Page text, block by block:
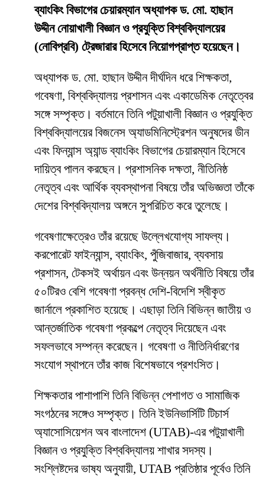
ব্যাংকিং বিভাগের চেয়ারম্যান অধ্যাপক ড. মো. হাছান
উদ্দীন নোয়াখালী বিজ্ঞান ও প্রযুক্তি বিশ্ববিদ্যালয়ের
(নোবিপ্রবি) ট্রেজারার হিসেবে নিয়োগপ্রাপ্ত হয়েছেন।
অধ্যাপক ড. মো. হাছান উদ্দীন দীর্ঘদিন ধরে শিক্ষকতা,
গবেষণা, বিশ্ববিদ্যালয় প্রশাসন এবং একাডেমিক নেতৃত্বের
সঙ্গে সম্পৃক্ত। বর্তমানে তিনি পটুয়াখালী বিজ্ঞান ও প্রযুক্তি
বিশ্ববিদ্যালয়ের বিজনেস অ্যাডমিনিস্ট্রেশন অনুষদের ডীন
এবং ফিন্যান্স অ্যান্ড ব্যাংকিং বিভাগের চেয়ারম্যান হিসেবে
দায়িত্ব পালন করছেন। প্রশাসনিক দক্ষতা, নীতিনিষ্ঠ
নেতৃত্ব এবং আর্থিক ব্যবস্থাপনা বিষয়ে তাঁর অভিজ্ঞতা তাঁকে
দেশের বিশ্ববিদ্যালয় অঙ্গনে সুপরিচিত করে তুলেছে।
গবেষণাক্ষেত্রেও তাঁর রয়েছে উল্লেখযোগ্য সাফল্য।
করপোরেট ফাইন্যান্স, ব্যাংকিং, পুঁজিবাজার, ব্যবসায়
প্রশাসন, টেকসই অর্থায়ন এবং উন্নয়ন অর্থনীতি বিষয়ে তাঁর
৫০টিরও বেশি গবেষণা প্রবন্ধ দেশি-বিদেশি স্বীকৃত
জার্নালে প্রকাশিত হয়েছে। এছাড়া তিনি বিভিন্ন জাতীয় ও
আন্তর্জাতিক গবেষণা প্রকল্পে নেতৃত্ব দিয়েছেন এবং
সফলভাবে সম্পন্ন করেছেন। গবেষণা ও নীতিনির্ধারণের
সংযোগ স্থাপনে তাঁর কাজ বিশেষভাবে প্রশংসিত।
শিক্ষকতার পাশাপাশি তিনি বিভিন্ন পেশাগত ও সামাজিক
সংগঠনের সঙ্গেও সম্পৃক্ত। তিনি ইউনিভার্সিটি টিচার্স
অ্যাসোসিয়েশন অব বাংলাদেশ (UTAB)-এর পটুয়াখালী
বিজ্ঞান ও প্রযুক্তি বিশ্ববিদ্যালয় শাখার সদস্য।
সংশ্লিষ্টদের ভাষ্য অনুযায়ী, UTAB প্রতিষ্ঠার পূর্বেও তিনি